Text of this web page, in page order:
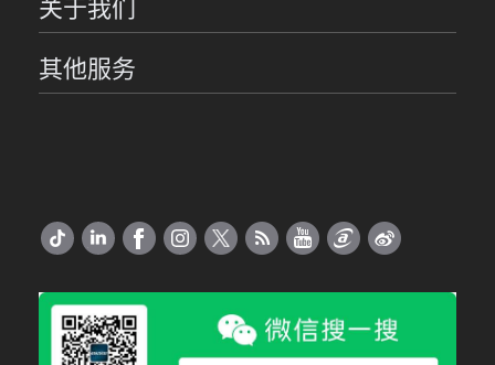
关于我们
其他服务